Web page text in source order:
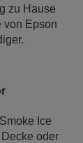
zu Hause
von Epson
Ice
oder